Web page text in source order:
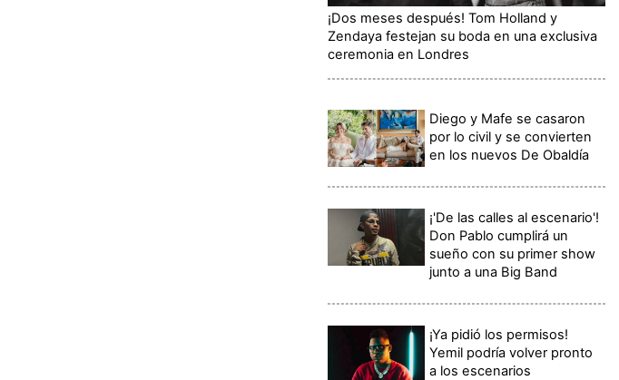
¡Dos meses después! Tom Holland y
Zendaya festejan su boda en una exclusiva
ceremonia en Londres
Diego y Mafe se casaron
por lo civil y se convierten
en los nuevos De Obaldía
¡'De las calles al escenario'!
Don Pablo cumplirá un
sueño con su primer show
junto a una Big Band
¡Ya pidió los permisos!
Yemil podría volver pronto
a los escenarios